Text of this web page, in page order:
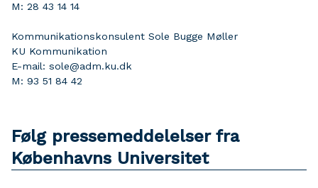
M: 28 43 14 14
Kommunikationskonsulent Sole Bugge Møller
KU Kommunikation
E-mail: sole@adm.ku.dk
M: 93 51 84 42
Følg pressemeddelelser fra
Københavns Universitet